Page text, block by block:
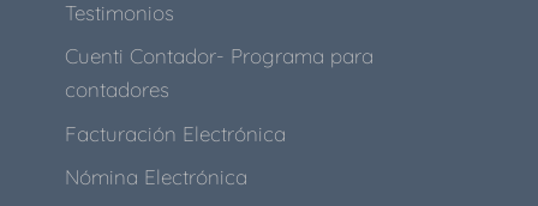
Testimonios
Cuenti Contador- Programa para
contadores
Facturación Electrónica
Nómina Electrónica